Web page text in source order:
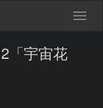
「宇宙花